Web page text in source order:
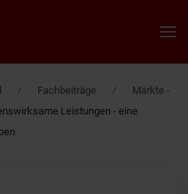
Fachbeiträge
Märkte -
Leistungen - eine